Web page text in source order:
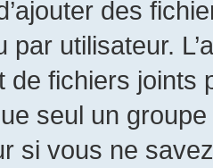
des
par utilisateur.
de fichiers
seul un
si vous ne